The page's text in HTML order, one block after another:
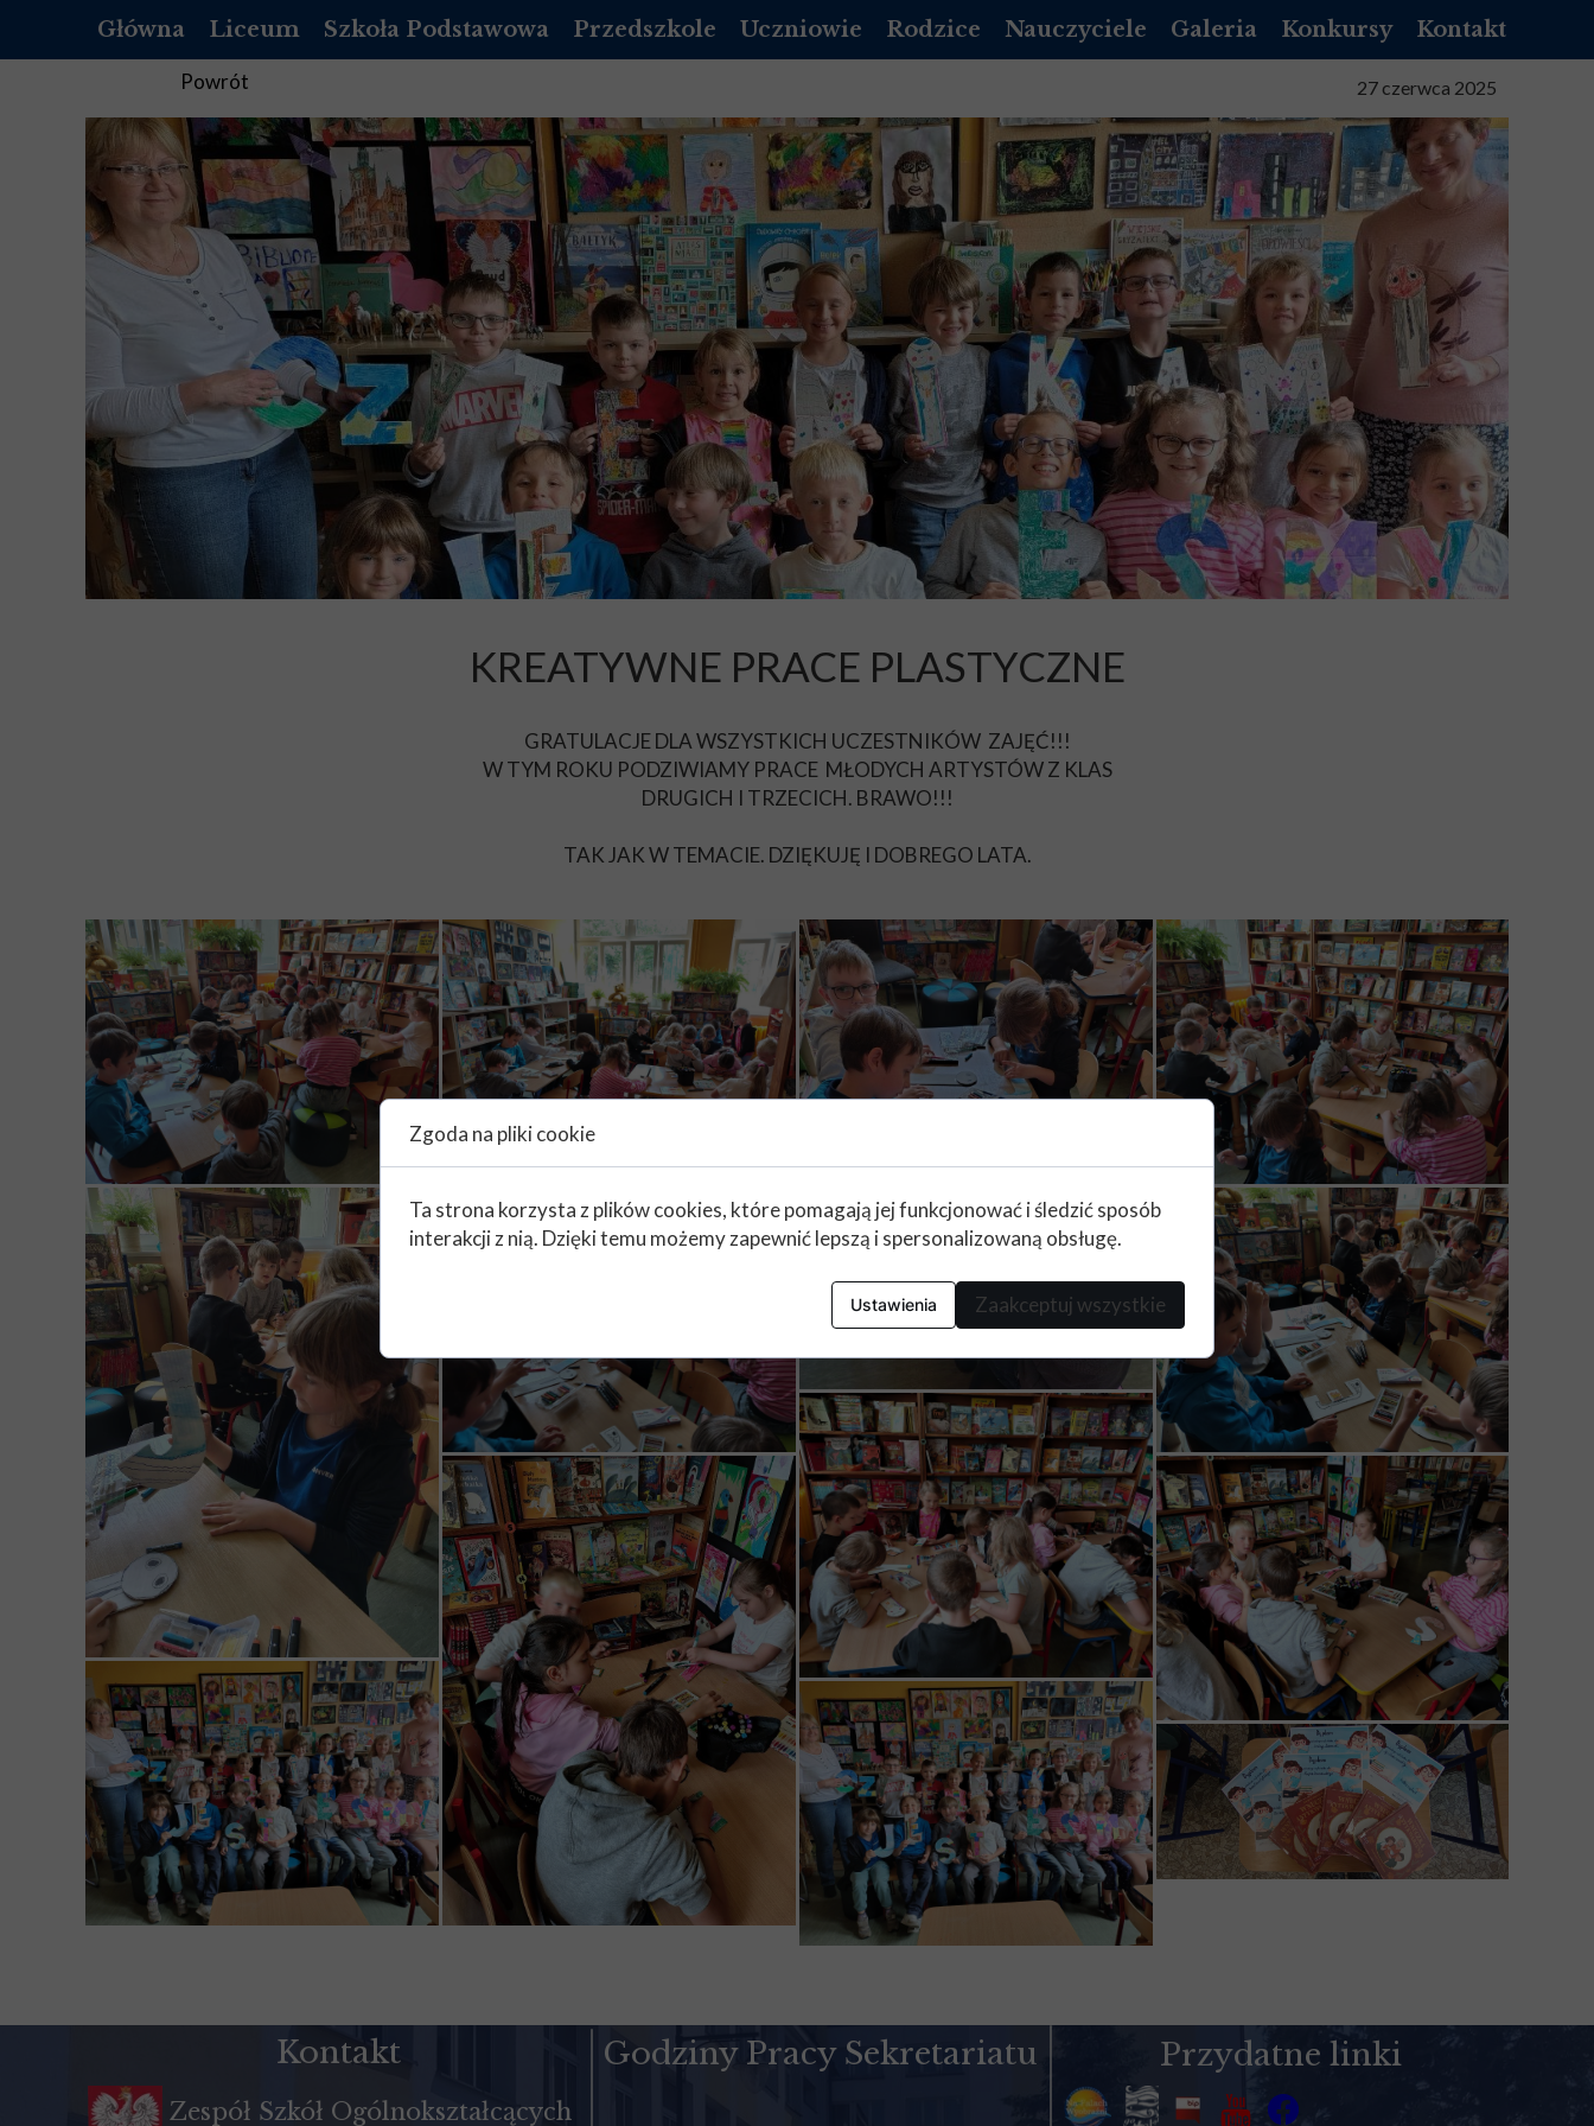
Powrót 27 czerwca 2025
Główna Liceum
OFERTA
REKRUTACJA LICEUM
DOKUMENTY
LISTA PODRĘCZNIKÓW DO 1 KLASY LICEUM 2026/2027
LISTA PODRĘCZNIKÓW DO 2 KLASY LICEUM 2026/2027
LISTA PODRĘCZNIKÓW DO 3 KLASY LICEUM 2026/2027
LISTA PODRĘCZNIKÓW DO 4 KLASY LICEUM 2026/2027
STANDARDY OCHRONY MAŁOLETNICH
Szkoła Podstawowa
REKRUTACJA SZKOŁA PODSTAWOWA
DOKUMENTY
PEDAGOG
PSYCHOLOG
PEDAGOG SPECJALNY/ LOGOPEDA
BIBLIOTEKA
STANDARDY OCHRONY MAŁOLETNICH
Przedszkole
REKRUTACJA PRZEDSZKOLE
DOKUMENTY
ROZKŁAD DNIA
KALENDARZ UROCZYSTOŚCI
INFORMACJE DODATKOWE
OPŁATY
STOŁÓWKA-PRZEDSZKOLE
STANDARDY OCHRONY MAŁOLETNICH
Uczniowie
EGZAMINY
MLEGITYMACJA
DZWONKI
STOŁÓWKA
GADZI ZAKĄTEK
Rodzice
RADA RODZICÓW
KALENDARZ ORGANIZACYJNY
Nauczyciele
DZIENNIK VULCAN
POCZTA SŁUŻBOWA
Galeria Konkursy Kontakt
Kontakt
Zespół Szkół Ogólnokształcących
Godziny Pracy Sekretariatu Przydatne linki
KREATYWNE PRACE PLASTYCZNE
GRATULACJE DLA WSZYSTKICH UCZESTNIKÓW ZAJĘĆ!!!
W TYM ROKU PODZIWIAMY PRACE MŁODYCH ARTYSTÓW Z KLAS
DRUGICH I TRZECICH. BRAWO!!!
TAK JAK W TEMACIE. DZIĘKUJĘ I DOBREGO LATA.
Zgoda na pliki cookie
Ta strona korzysta z plików cookies, które pomagają jej funkcjonować i śledzić sposób
interakcji z nią. Dzięki temu możemy zapewnić lepszą i spersonalizowaną obsługę.
Ustawienia Zaakceptuj wszystkie